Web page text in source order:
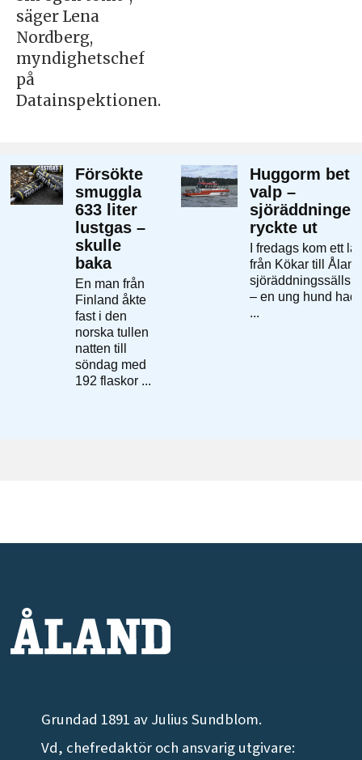
säger Lena
Nordberg,
myndighetschef
på
Datainspektionen.
Grundad 1891 av Julius Sundblom.
Vd, chefredaktör och ansvarig utgivare: